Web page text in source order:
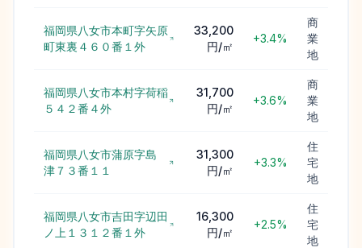
福岡県八女市本町字矢原
町東裏４６０番１外
33,200
円/㎡
+3.4%
商
業
地
福岡県八女市本村字荷稲
５４２番４外
31,700
円/㎡
+3.6%
商
業
地
福岡県八女市蒲原字島
津７３番１１
31,300
円/㎡
+3.3%
住
宅
地
福岡県八女市吉田字辺田
ノ上１３１２番１外
16,300
円/㎡
+2.5%
住
宅
地